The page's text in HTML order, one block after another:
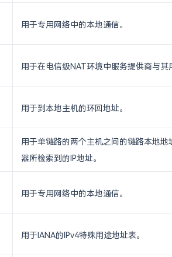
用于专用网络中的本地通信。
用于在电信级NAT环境中服务提供商与其
用于到本地主机的环回地址。
用于单链路的两个主机之间的链路本地
器所检索到的IP地址。
用于专用网络中的本地通信。
用于IANA的IPv4特殊用途地址表。